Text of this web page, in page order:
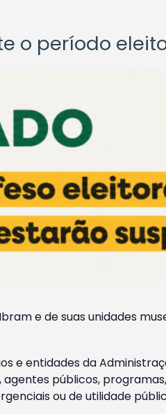
o período
e de suas unidades
e entidades da
públicos,
ou de utilidade